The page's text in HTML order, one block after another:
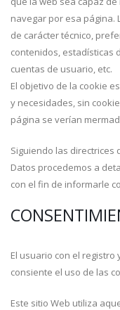
navegar por esa página.
de carácter técnico,
contenidos, estadísticas
cuentas de usuario, etc.
El objetivo de la cookie
y necesidades, sin
página se verían
Siguiendo las directrices
Datos procedemos a
con el fin de informarle
El usuario con el registro
consiente el uso de las
Este sitio Web utiliza